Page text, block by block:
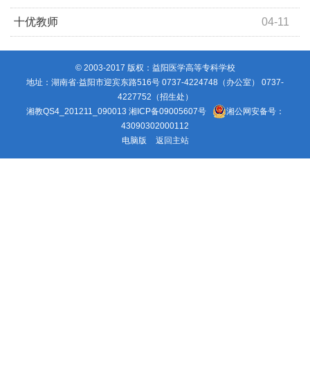
04-11
十优教师
© 2003-2017 版权：益阳医学高等专科学校
地址：湖南省·益阳市迎宾东路516号 0737-4224748（办公室） 0737-
4227752（招生处）
湘教QS4_201211_090013 湘ICP备09005607号
湘公网安备号：
43090302000112
电脑版
返回主站